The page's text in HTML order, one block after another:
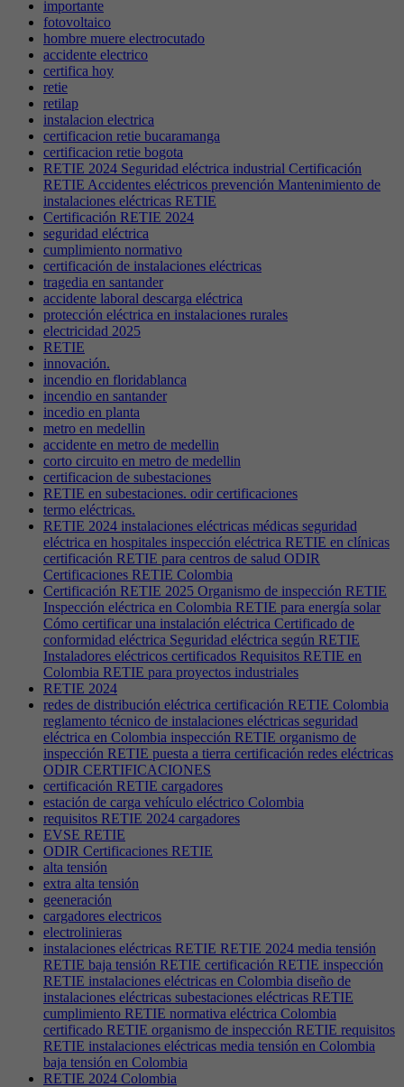
importante
fotovoltaico
hombre muere electrocutado
accidente electrico
certifica hoy
retie
retilap
instalacion electrica
certificacion retie bucaramanga
certificacion retie bogota
RETIE 2024 Seguridad eléctrica industrial Certificación
RETIE Accidentes eléctricos prevención Mantenimiento de
instalaciones eléctricas RETIE
Certificación RETIE 2024
seguridad eléctrica
cumplimiento normativo
certificación de instalaciones eléctricas
tragedia en santander
accidente laboral descarga eléctrica
protección eléctrica en instalaciones rurales
electricidad 2025
RETIE
innovación.
incendio en floridablanca
incendio en santander
incedio en planta
metro en medellin
accidente en metro de medellin
corto circuito en metro de medellin
certificacion de subestaciones
RETIE en subestaciones. odir certificaciones
termo eléctricas.
RETIE 2024 instalaciones eléctricas médicas seguridad
eléctrica en hospitales inspección eléctrica RETIE en clínicas
certificación RETIE para centros de salud ODIR
Certificaciones RETIE Colombia
Certificación RETIE 2025 Organismo de inspección RETIE
Inspección eléctrica en Colombia RETIE para energía solar
Cómo certificar una instalación eléctrica Certificado de
conformidad eléctrica Seguridad eléctrica según RETIE
Instaladores eléctricos certificados Requisitos RETIE en
Colombia RETIE para proyectos industriales
RETIE 2024
redes de distribución eléctrica certificación RETIE Colombia
reglamento técnico de instalaciones eléctricas seguridad
eléctrica en Colombia inspección RETIE organismo de
inspección RETIE puesta a tierra certificación redes eléctricas
ODIR CERTIFICACIONES
certificación RETIE cargadores
estación de carga vehículo eléctrico Colombia
requisitos RETIE 2024 cargadores
EVSE RETIE
ODIR Certificaciones RETIE
alta tensión
extra alta tensión
geeneración
cargadores electricos
electrolinieras
instalaciones eléctricas RETIE RETIE 2024 media tensión
RETIE baja tensión RETIE certificación RETIE inspección
RETIE instalaciones eléctricas en Colombia diseño de
instalaciones eléctricas subestaciones eléctricas RETIE
cumplimiento RETIE normativa eléctrica Colombia
certificado RETIE organismo de inspección RETIE requisitos
RETIE instalaciones eléctricas media tensión en Colombia
baja tensión en Colombia
RETIE 2024 Colombia